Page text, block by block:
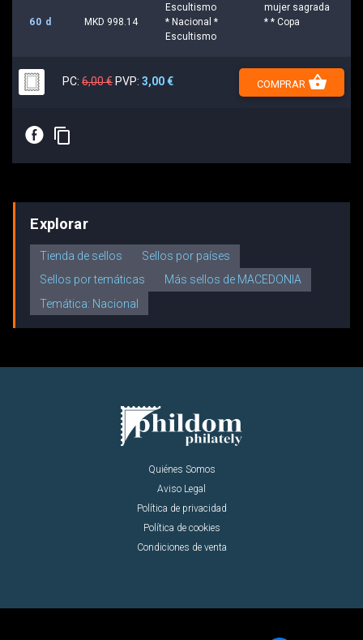
Escultismo
mujer sagrada
60 d
MKD 998.14
* Nacional *
Escultismo
* * Copa
PC: 6,00 € PVP: 3,00 € COMPRAR shopping_basket
E content_copy
Explorar
Tienda de sellos
Sellos por países
Sellos por temáticas
Más sellos de MACEDONIA
Temática: Nacional
Quiénes Somos
Aviso Legal
Política de privacidad
Política de cookies
Condiciones de venta